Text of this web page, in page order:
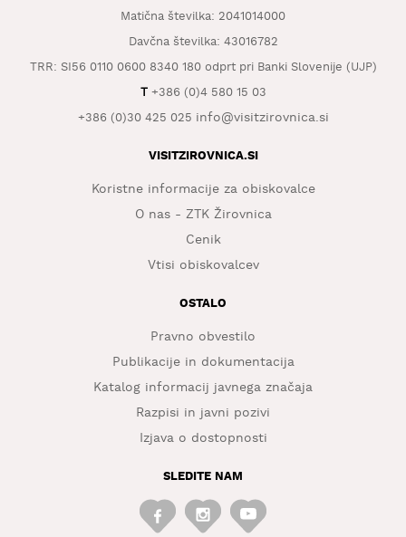
Matična številka: 2041014000
Davčna številka: 43016782
TRR: SI56 0110 0600 8340 180 odprt pri Banki Slovenije (UJP)
T+386 (0)4 580 15 03
+386 (0)30 425 025 info@visitzirovnica.si
VISITZIROVNICA.SI
Koristne informacije za obiskovalce
O nas - ZTK Žirovnica
Cenik
Vtisi obiskovalcev
OSTALO
Pravno obvestilo
Publikacije in dokumentacija
Katalog informacij javnega značaja
Razpisi in javni pozivi
Izjava o dostopnosti
SLEDITE NAM